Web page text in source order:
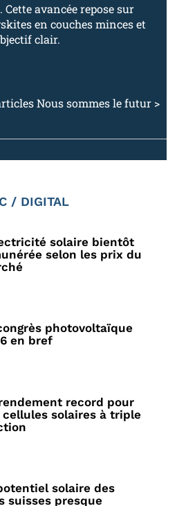
avancée repose sur
en couches minces et
clair.
Nous sommes le futur >
/ DIGITAL
solaire bientôt
selon les prix du
photovoltaïque
en bref
record pour
cellules solaires à triple
solaire des
suisses presque